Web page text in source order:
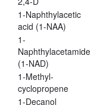
1-Naphthylacetic
acid (1-NAA)
1-
Naphthylacetamide
(1-NAD)
1-Methyl-
cyclopropene
1-Decanol